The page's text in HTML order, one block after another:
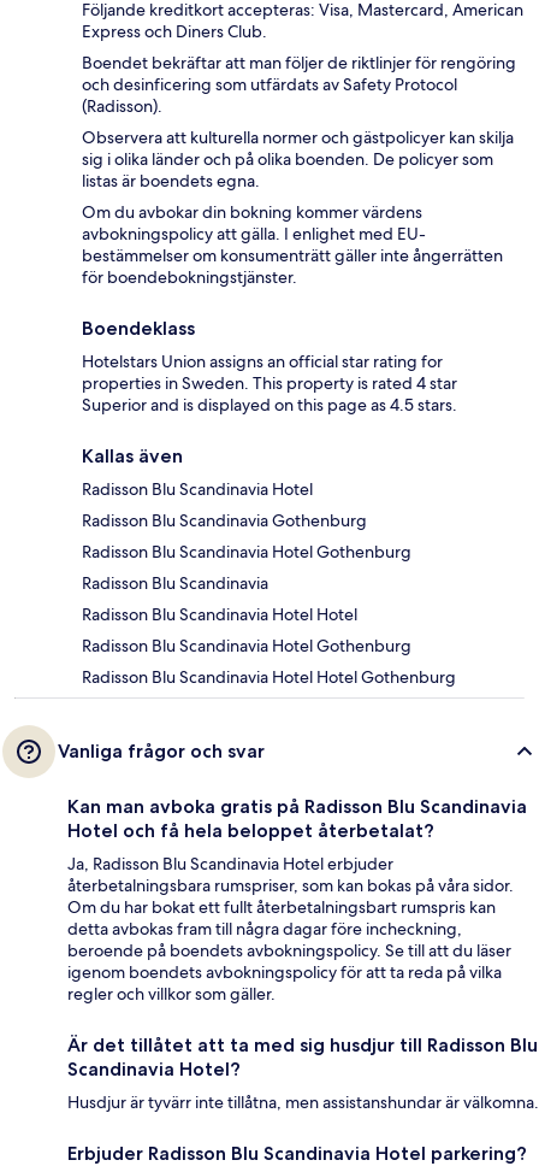
Följande kreditkort accepteras: Visa, Mastercard, American
Express och Diners Club.
Boendet bekräftar att man följer de riktlinjer för rengöring
och desinficering som utfärdats av Safety Protocol
(Radisson).
Observera att kulturella normer och gästpolicyer kan skilja
sig i olika länder och på olika boenden. De policyer som
listas är boendets egna.
Om du avbokar din bokning kommer värdens
avbokningspolicy att gälla. I enlighet med EU-
bestämmelser om konsumenträtt gäller inte ångerrätten
för boendebokningstjänster.
Boendeklass
Hotelstars Union assigns an official star rating for
properties in Sweden. This property is rated 4 star
Superior and is displayed on this page as 4.5 stars.
Kallas även
Radisson Blu Scandinavia Hotel
Radisson Blu Scandinavia Gothenburg
Radisson Blu Scandinavia Hotel Gothenburg
Radisson Blu Scandinavia
Radisson Blu Scandinavia Hotel Hotel
Radisson Blu Scandinavia Hotel Gothenburg
Radisson Blu Scandinavia Hotel Hotel Gothenburg
Vanliga frågor och svar
Kan man avboka gratis på Radisson Blu Scandinavia
Hotel och få hela beloppet återbetalat?
Ja, Radisson Blu Scandinavia Hotel erbjuder
återbetalningsbara rumspriser, som kan bokas på våra sidor.
Om du har bokat ett fullt återbetalningsbart rumspris kan
detta avbokas fram till några dagar före incheckning,
beroende på boendets avbokningspolicy. Se till att du läser
igenom boendets avbokningspolicy för att ta reda på vilka
regler och villkor som gäller.
Är det tillåtet att ta med sig husdjur till Radisson Blu
Scandinavia Hotel?
Husdjur är tyvärr inte tillåtna, men assistanshundar är välkomna.
Erbjuder Radisson Blu Scandinavia Hotel parkering?